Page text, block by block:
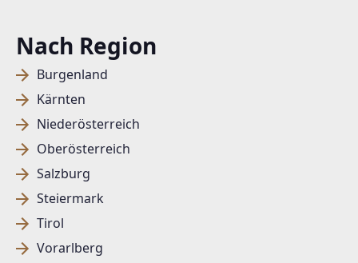
Nach Region
Burgenland
Kärnten
Niederösterreich
Oberösterreich
Salzburg
Steiermark
Tirol
Vorarlberg